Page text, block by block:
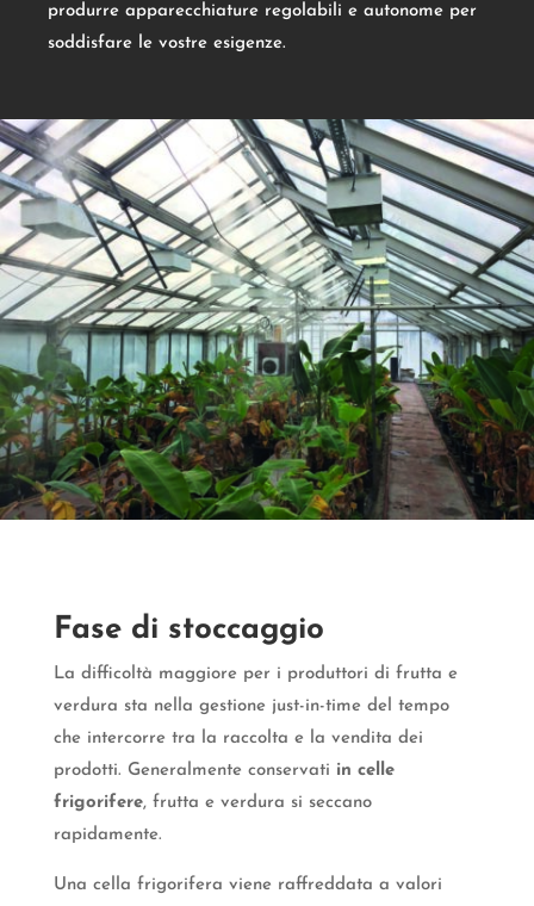
produrre apparecchiature regolabili e autonome per
soddisfare le vostre esigenze.
Fase di stoccaggio
La difficoltà maggiore per i produttori di frutta e
verdura sta nella gestione just-in-time del tempo
che intercorre tra la raccolta e la vendita dei
prodotti. Generalmente conservati in celle
frigorifere, frutta e verdura si seccano
rapidamente.
Una cella frigorifera viene raffreddata a valori